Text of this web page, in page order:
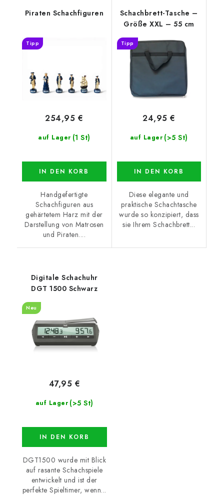
Piraten Schachfiguren
Tipp
auf Lager (1 St)
254,95 €
IN DEN KORB
Handgefertigte
Schachfiguren aus
gehärtetem Harz mit der
Darstellung von Matrosen
und Piraten....
Schachbrett-Tasche –
Größe XXL – 55 cm
Tipp
auf Lager (>5 St)
24,95 €
IN DEN KORB
Diese elegante und
praktische Schachtasche
wurde so konzipiert, dass
sie Ihrem Schachbrett...
Digitale Schachuhr
DGT 1500 Schwarz
Neu
auf Lager (>5 St)
47,95 €
IN DEN KORB
DGT1500 wurde mit Blick
auf rasante Schachspiele
entwickelt und ist der
perfekte Spieltimer, wenn...